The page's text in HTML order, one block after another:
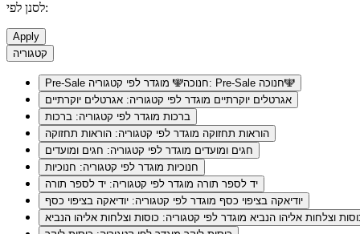
לסנן לפי:
Apply
קטגוריה
Pre-Sale חנוכה🕎
מוגדר לפי קטגוריה: Pre-Sale חנוכה🕎
אגרטלים יוקרתיים מוגדר לפי קטגוריה: אגרטלים יוקרתיים
ברכות מוגדר לפי קטגוריה: ברכות
הוראות תחזוקה מוגדר לפי קטגוריה: הוראות תחזוקה
חגים ומועדים מוגדר לפי קטגוריה: חגים ומועדים
חנוכיות מוגדר לפי קטגוריה: חנוכיות
יד לספר תורה מוגדר לפי קטגוריה: יד לספר תורה
יודיאקה בציפוי כסף מוגדר לפי קטגוריה: יודיאקה בציפוי כסף
וצלחות אליהו הנביא מוגדר לפי קטגוריה: כוסות וצלחות אליהו הנביא